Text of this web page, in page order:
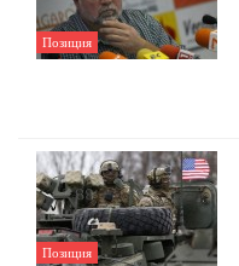
Позиция
Позиция